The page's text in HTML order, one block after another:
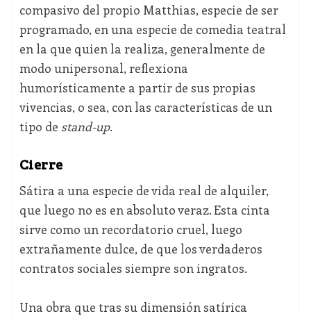
compasivo del propio Matthias, especie de ser
programado, en una especie de comedia teatral
en la que quien la realiza, generalmente de
modo unipersonal, reflexiona
humorísticamente a partir de sus propias
vivencias, o sea, con las características de un
tipo de stand-up.
Cierre
Sátira a una especie de vida real de alquiler,
que luego no es en absoluto veraz. Esta cinta
sirve como un recordatorio cruel, luego
extrañamente dulce, de que los verdaderos
contratos sociales siempre son ingratos.
Una obra que tras su dimensión satírica